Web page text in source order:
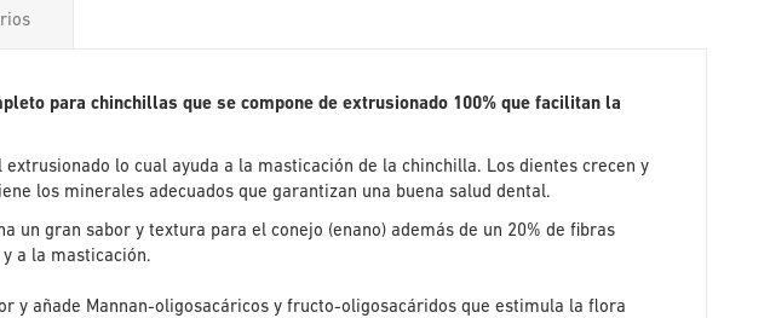
para chinchillas que se compone de extrusionado 100% que facilitan la
lo cual ayuda a la masticación de la chinchilla. Los dientes crecen y
los minerales adecuados que garantizan una buena salud dental.
un gran sabor y textura para el conejo (enano) además de un 20% de fibras
a la masticación.
y añade Mannan-oligosacáricos y fructo-oligosacáridos que estimula la flora